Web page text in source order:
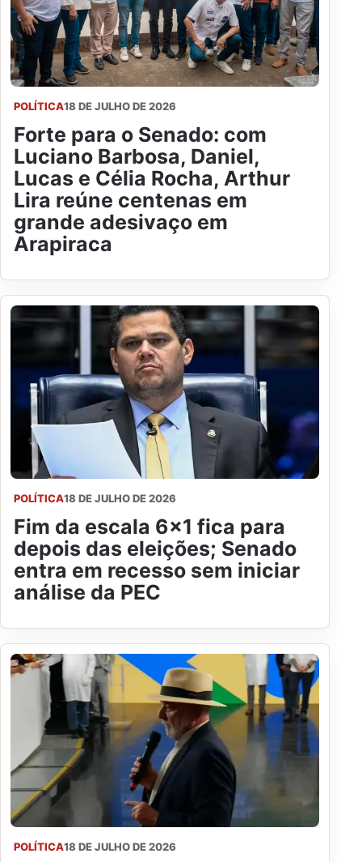
POLÍTICA18 DE JULHO DE 2026
Forte para o Senado: com
Luciano Barbosa, Daniel,
Lucas e Célia Rocha, Arthur
Lira reúne centenas em
grande adesivaço em
Arapiraca
POLÍTICA18 DE JULHO DE 2026
Fim da escala 6x1 fica para
depois das eleições; Senado
entra em recesso sem iniciar
análise da PEC
POLÍTICA18 DE JULHO DE 2026